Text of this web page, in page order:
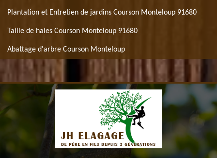
Plantation et Entretien de jardins Courson Monteloup 91680
Taille de haies Courson Monteloup 91680
Abattage d'arbre Courson Monteloup